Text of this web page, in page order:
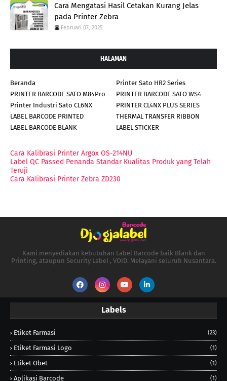
Cara Mengatasi Hasil Cetakan Kurang Jelas
pada Printer Zebra
Februari 07, 2025
HALAMAN
Beranda
Printer Sato HR2 Series
PRINTER BARCODE SATO M84Pro
PRINTER BARCODE SATO WS4
Printer Industri Sato CL6NX
PRINTER CL4NX PLUS SERIES
LABEL BARCODE PRINTED
THERMAL TRANSFER RIBBON
LABEL BARCODE BLANK
LABEL STICKER
Cara Kalibrasi Printer Argox OS-214NU
Label QC Passed Penanda Standar Kualitas Produk yang Telah
Teruji
Cara Kalibrasi Printer Zebra ZD230
Kami menyediakan kebutuhan Label Barcode baik Blank dan
Printing, ataupun Security Label , VOID. Melayani seluruh Nusantara.
Labels
Etiket Farmasi (23)
Etiket Farmasi Logo (1)
Etiket Obet (1)
Aplikasi Barcode (1)